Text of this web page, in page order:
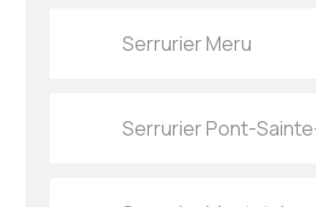
Serrurier Meru
Serrurier Pont-